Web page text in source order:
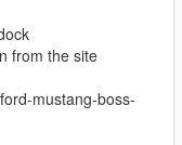
from the site
mustang-boss-